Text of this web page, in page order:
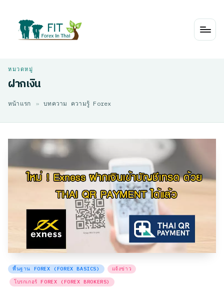
ฝากเงิน
หน้าแรก » บทความ ความรู้ Forex
Posted
in
พื้นฐาน FOREX (FOREX BASICS)
แจ้งข่าว
โบรกเกอร์ FOREX (FOREX BROKERS)